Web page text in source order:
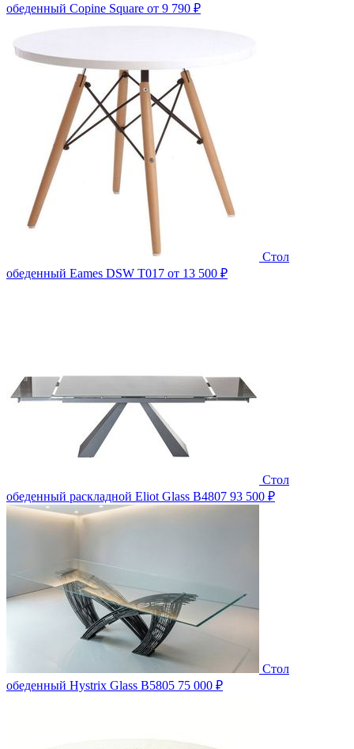
обеденный Copine Square от 9 790 ₽
Стол
обеденный Eames DSW T017 от 13 500 ₽
Стол
обеденный раскладной Eliot Glass B4807 93 500 ₽
Стол
обеденный Hystrix Glass B5805 75 000 ₽